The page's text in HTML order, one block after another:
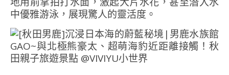
中優雅游泳，展現驚人的靈活度。